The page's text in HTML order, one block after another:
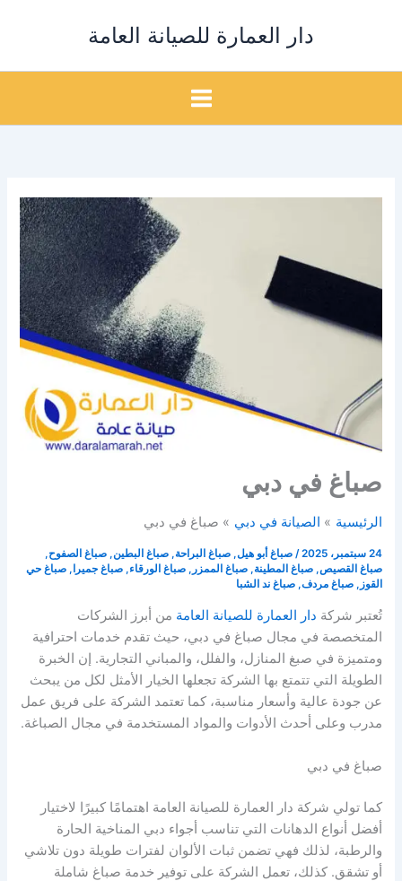
دار العمارة للصيانة العامة
صباغ في دبي
الرئيسية الصيانة في دبي صباغ في دبي
24 سبتمبر، 2025 /صباغ أبو هيل,صباغ البراحة,صباغ البطين,صباغ الصفوح,
صباغ القصيص,صباغ المطينة,صباغ الممزر ,صباغ الورقاء,صباغ جميرا ,صباغ حي
القوز ,صباغ مردف,صباغ ند الشبا
تُعتبر شركة دار العمارة للصيانة العامة من أبرز الشركات
المتخصصة في مجال صباغ في دبي، حيث تقدم خدمات احترافية
ومتميزة في صبغ المنازل، والفلل، والمباني التجارية. إن الخبرة
الطويلة التي تتمتع بها الشركة تجعلها الخيار الأمثل لكل من يبحث
عن جودة عالية وأسعار مناسبة، كما تعتمد الشركة على فريق عمل
مدرب وعلى أحدث الأدوات والمواد المستخدمة في مجال الصباغة.
صباغ في دبي
كما تولي شركة دار العمارة للصيانة العامة اهتمامًا كبيرًا لاختيار
أفضل أنواع الدهانات التي تناسب أجواء دبي المناخية الحارة
والرطبة، لذلك فهي تضمن ثبات الألوان لفترات طويلة دون تلاشي
أو تشقق. كذلك، تعمل الشركة على توفير خدمة صباغ شاملة